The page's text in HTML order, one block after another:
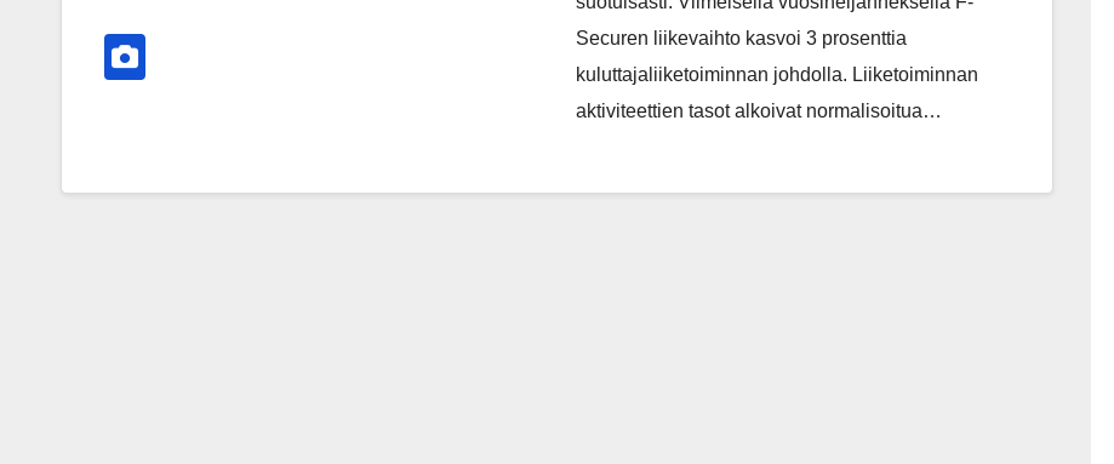
Securen liikevaihto kasvoi 3 prosenttia
kuluttajaliiketoiminnan johdolla. Liiketoiminnan
aktiviteettien tasot alkoivat normalisoitua…